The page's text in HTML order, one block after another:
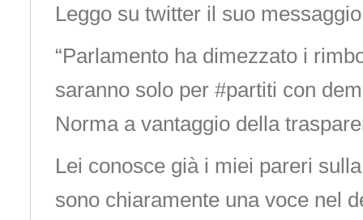
Leggo su twitter il suo
“Parlamento ha dimezzato i
saranno solo per #partiti con
Norma a vantaggio della
Lei conosce già i miei pareri
sono chiaramente una voce nel